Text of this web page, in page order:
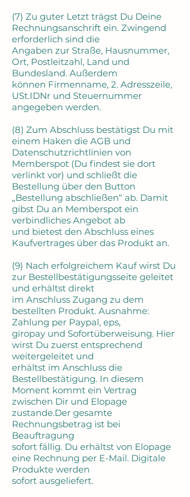
(7) Zu guter Letzt trägst Du Deine
Rechnungsanschrift ein. Zwingend
erforderlich sind die
Angaben zur Straße, Hausnummer,
Ort, Postleitzahl, Land und
Bundesland. Außerdem
können Firmenname, 2. Adresszeile,
USt.IDNr und Steuernummer
angegeben werden.
(8) Zum Abschluss bestätigst Du mit
einem Haken die AGB und
Datenschutzrichtlinien von
Memberspot (Du findest sie dort
verlinkt vor) und schließt die
Bestellung über den Button
„Bestellung abschließen“ ab. Damit
gibst Du an Memberspot ein
verbindliches Angebot ab
und bietest den Abschluss eines
Kaufvertrages über das Produkt an.
(9) Nach erfolgreichem Kauf wirst Du
zur Bestellbestätigungsseite geleitet
und erhältst direkt
im Anschluss Zugang zu dem
bestellten Produkt. Ausnahme:
Zahlung per Paypal, eps,
giropay und Sofortüberweisung. Hier
wirst Du zuerst entsprechend
weitergeleitet und
erhältst im Anschluss die
Bestellbestätigung. In diesem
Moment kommt ein Vertrag
zwischen Dir und Elopage
zustande.Der gesamte
Rechnungsbetrag ist bei
Beauftragung
sofort fällig. Du erhältst von Elopage
eine Rechnung per E-Mail. Digitale
Produkte werden
sofort ausgeliefert.